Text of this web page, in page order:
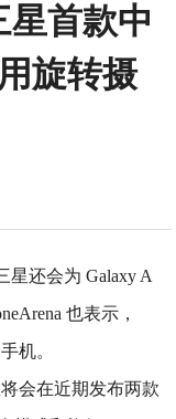
星首款中
旋转摄
星还会为 Galaxy A
也表示，
机。
会在近期发布两款